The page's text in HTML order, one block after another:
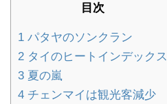
目次
1 パタヤのソンクラン
2 タイのヒートインデックス
3 夏の嵐
4 チェンマイは観光客減少